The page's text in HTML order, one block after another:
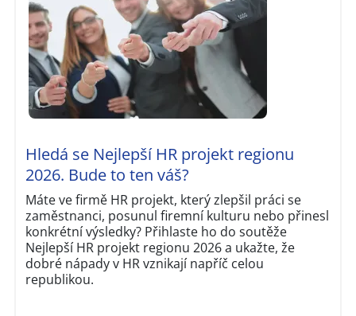
Hledá se Nejlepší HR projekt regionu
2026. Bude to ten váš?
Máte ve firmě HR projekt, který zlepšil práci se
zaměstnanci, posunul firemní kulturu nebo přinesl
konkrétní výsledky? Přihlaste ho do soutěže
Nejlepší HR projekt regionu 2026 a ukažte, že
dobré nápady v HR vznikají napříč celou
republikou.